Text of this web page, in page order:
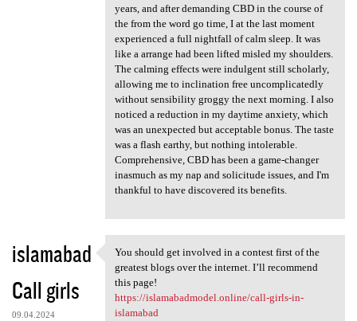
years, and after demanding CBD in the course of
the from the word go time, I at the last moment
experienced a full nightfall of calm sleep. It was
like a arrange had been lifted misled my shoulders.
The calming effects were indulgent still scholarly,
allowing me to inclination free uncomplicatedly
without sensibility groggy the next morning. I also
noticed a reduction in my daytime anxiety, which
was an unexpected but acceptable bonus. The taste
was a flash earthy, but nothing intolerable.
Comprehensive, CBD has been a game-changer
inasmuch as my nap and solicitude issues, and I'm
thankful to have discovered its benefits.
islamabad
Call girls
09.04.2024
You should get involved in a
You should get involved in a contest first of the
greatest blogs over the internet. I’ll recommend
this page!
https://islamabadmodel.online/call-girls-in-
islamabad